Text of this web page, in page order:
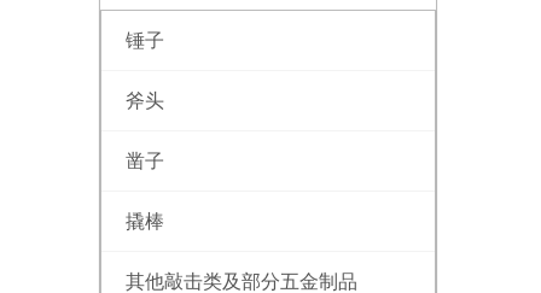
锤子
斧头
凿子
撬棒
其他敲击类及部分五金制品